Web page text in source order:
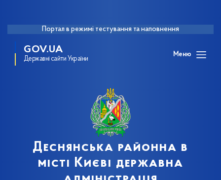
Портал в режимі тестування та наповнення
GOV.UA
Державні сайти України
Меню
Деснянська районна в
місті Києві державна